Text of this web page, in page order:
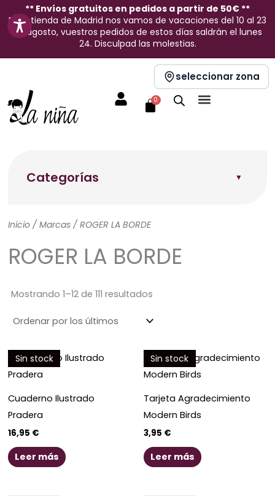
contenido
** Envíos gratuitos en pedidos a partir de 50€ **
En la tienda de Madrid nos vamos de vacaciones del 10 al 23
de agosto, vuestros pedidos de estos días saldrán el lunes
24. Disculpad las molestias.
seleccionar zona
0
Carrito
Categorías
Inicio / Marcas / ROGER LA BORDE
ROGER LA BORDE
Mostrando 1–12 de 111 resultados
Sin stock
Cuaderno Ilustrado
Pradera
16,95 €
Leer más
Sin stock
Tarjeta Agradecimiento
Modern Birds
3,95 €
Leer más